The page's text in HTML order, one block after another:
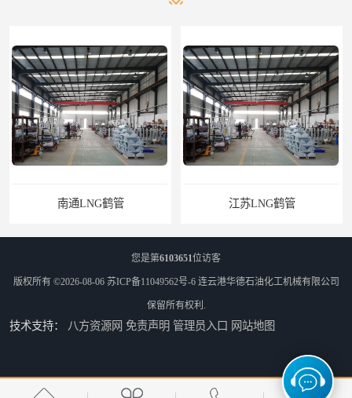
南通LNG鹤管 江苏LNG鹤管
您是第6103651位访客
版权所有 ©2026-08-06 苏ICP备11049562号-6 连云港华德石油化工机械有限公司
保留所有权利.
技术支持： 八方资源网 免责声明 管理员入口 网站地图